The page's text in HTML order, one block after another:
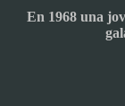
En 1968 una